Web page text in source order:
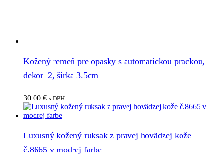
Kožený remeň pre opasky s automatickou prackou,
dekor_2, šírka 3.5cm
30.00 € s DPH
Luxusný kožený ruksak z pravej hovädzej kože
č.8665 v modrej farbe